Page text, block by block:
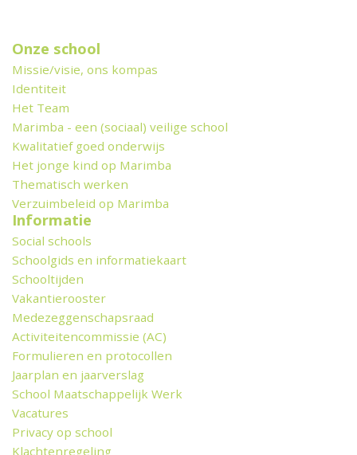
Onze school
Missie/visie, ons kompas
Identiteit
Het Team
Marimba - een (sociaal) veilige school
Kwalitatief goed onderwijs
Het jonge kind op Marimba
Thematisch werken
Verzuimbeleid op Marimba
Informatie
Social schools
Schoolgids en informatiekaart
Schooltijden
Vakantierooster
Medezeggenschapsraad
Activiteitencommissie (AC)
Formulieren en protocollen
Jaarplan en jaarverslag
School Maatschappelijk Werk
Vacatures
Privacy op school
Klachtenregeling